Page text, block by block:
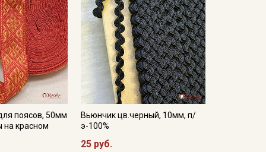
поясов, 50мм
красном
Вьюнчик цв.черный, 10мм, п/
э-100%
25 руб.